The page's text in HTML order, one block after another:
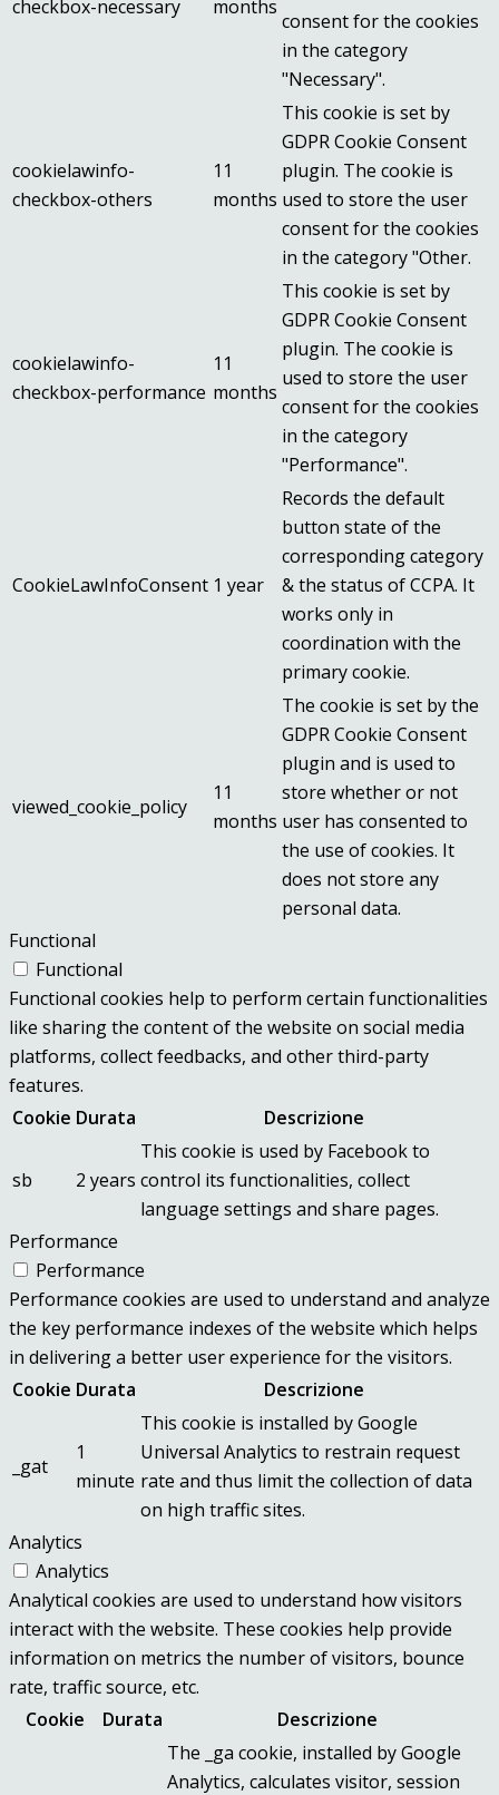
checkbox-necessary months
consent for the cookies
in the category
"Necessary".
cookielawinfo-
checkbox-others
11
months
This cookie is set by
GDPR Cookie Consent
plugin. The cookie is
used to store the user
consent for the cookies
in the category "Other.
cookielawinfo-
checkbox-performance
11
months
This cookie is set by
GDPR Cookie Consent
plugin. The cookie is
used to store the user
consent for the cookies
in the category
"Performance".
CookieLawInfoConsent 1 year
Records the default
button state of the
corresponding category
& the status of CCPA. It
works only in
coordination with the
primary cookie.
viewed_cookie_policy
11
months
The cookie is set by the
GDPR Cookie Consent
plugin and is used to
store whether or not
user has consented to
the use of cookies. It
does not store any
personal data.
Functional
Functional
Functional cookies help to perform certain functionalities
like sharing the content of the website on social media
platforms, collect feedbacks, and other third-party
features.
Cookie Durata Descrizione
sb 2 years
This cookie is used by Facebook to
control its functionalities, collect
language settings and share pages.
Performance
Performance
Performance cookies are used to understand and analyze
the key performance indexes of the website which helps
in delivering a better user experience for the visitors.
Cookie Durata Descrizione
_gat
1
minute
This cookie is installed by Google
Universal Analytics to restrain request
rate and thus limit the collection of data
on high traffic sites.
Analytics
Analytics
Analytical cookies are used to understand how visitors
interact with the website. These cookies help provide
information on metrics the number of visitors, bounce
rate, traffic source, etc.
Cookie
Durata Descrizione
The _ga cookie, installed by Google
Analytics, calculates visitor, session